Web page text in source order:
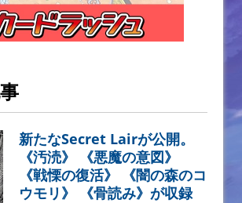
新たなSecret Lairが公開。
《汚涜》 《悪魔の意図》
《戦慄の復活》 《闇の森のコ
ウモリ》 《骨読み》が収録